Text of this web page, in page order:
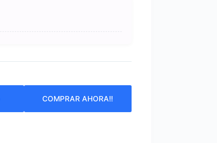
COMPRAR AHORA!!